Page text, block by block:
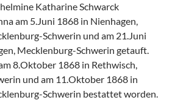
Katharine Schwarck
am 5.Juni 1868 in Nienhagen,
Schwerin und am 21.Juni
Mecklenburg-Schwerin getauft.
8.Oktober 1868 in Rethwisch,
und am 11.Oktober 1868 in
Schwerin bestattet worden.